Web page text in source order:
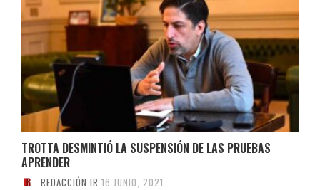
TROTTA DESMINTIÓ LA SUSPENSIÓN DE LAS PRUEBAS
APRENDER
REDACCIÓN IR 16 JUNIO, 2021